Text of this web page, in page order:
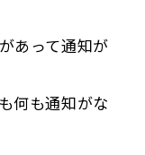
あって通知が
何も通知がな